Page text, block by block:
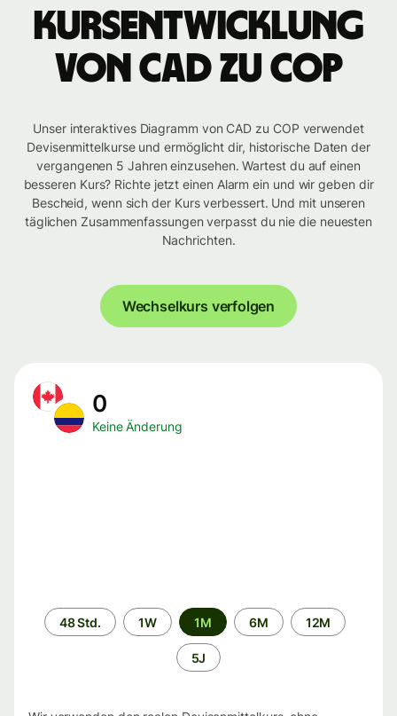
Kursentwicklung
von CAD zu COP
Unser interaktives Diagramm von CAD zu COP verwendet
Devisenmittelkurse und ermöglicht dir, historische Daten der
vergangenen 5 Jahren einzusehen. Wartest du auf einen
besseren Kurs? Richte jetzt einen Alarm ein und wir geben dir
Bescheid, wenn sich der Kurs verbessert. Und mit unseren
täglichen Zusammenfassungen verpasst du nie die neuesten
Nachrichten.
Wechselkurs verfolgen
0
Keine Änderung
Zeitraum
48 Std. 1W 1M 6M 12M
5J